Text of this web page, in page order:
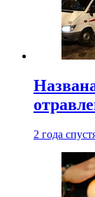
2 года